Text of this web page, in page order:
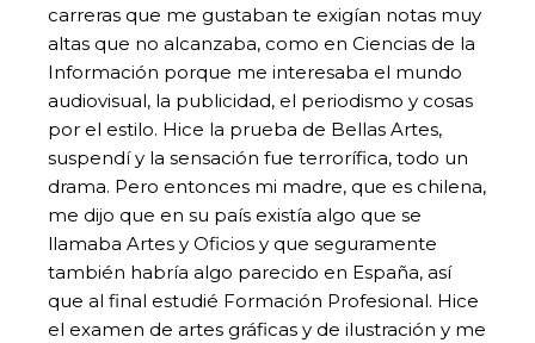
carreras que me gustaban te exigían notas muy
altas que no alcanzaba, como en Ciencias de la
Información porque me interesaba el mundo
audiovisual, la publicidad, el periodismo y cosas
por el estilo. Hice la prueba de Bellas Artes,
suspendí y la sensación fue terrorífica, todo un
drama. Pero entonces mi madre, que es chilena,
me dijo que en su país existía algo que se
llamaba Artes y Oficios y que seguramente
también habría algo parecido en España, así
que al final estudié Formación Profesional. Hice
el examen de artes gráficas y de ilustración y me